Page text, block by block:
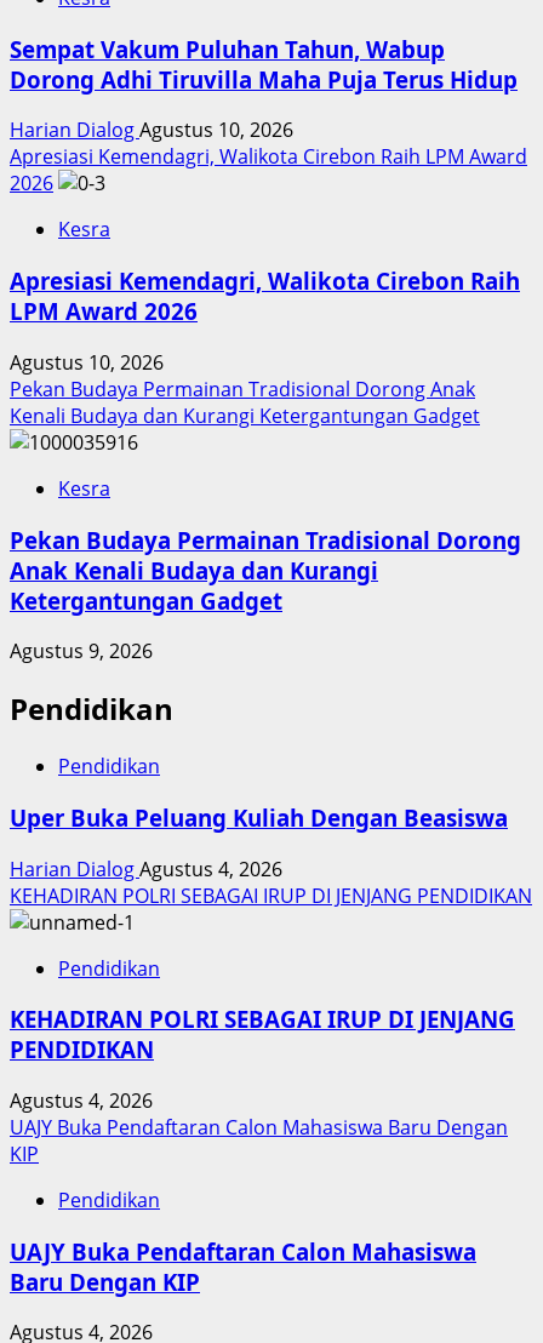
Sempat Vakum Puluhan Tahun, Wabup
Dorong Adhi Tiruvilla Maha Puja Terus Hidup
Harian DialogAgustus 10, 2026
Apresiasi Kemendagri, Walikota Cirebon Raih LPM Award
2026
Kesra
Apresiasi Kemendagri, Walikota Cirebon Raih
LPM Award 2026
Agustus 10, 2026
Pekan Budaya Permainan Tradisional Dorong Anak
Kenali Budaya dan Kurangi Ketergantungan Gadget
Kesra
Pekan Budaya Permainan Tradisional Dorong
Anak Kenali Budaya dan Kurangi
Ketergantungan Gadget
Agustus 9, 2026
Pendidikan
Pendidikan
Uper Buka Peluang Kuliah Dengan Beasiswa
Harian DialogAgustus 4, 2026
KEHADIRAN POLRI SEBAGAI IRUP DI JENJANG PENDIDIKAN
Pendidikan
KEHADIRAN POLRI SEBAGAI IRUP DI JENJANG
PENDIDIKAN
Agustus 4, 2026
UAJY Buka Pendaftaran Calon Mahasiswa Baru Dengan
KIP
Pendidikan
UAJY Buka Pendaftaran Calon Mahasiswa
Baru Dengan KIP
Agustus 4, 2026